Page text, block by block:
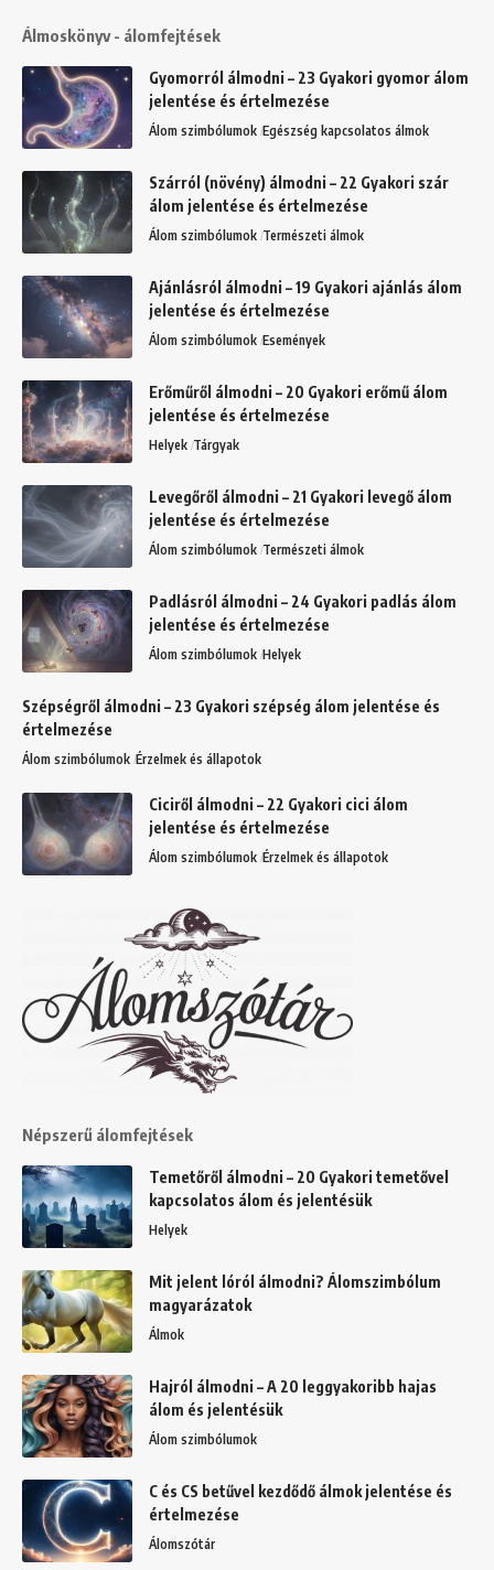
Álmoskönyv - álomfejtések
Gyomorról álmodni – 23 Gyakori gyomor álom
jelentése és értelmezése
Álom szimbólumok Egészség kapcsolatos álmok
Szárról (növény) álmodni – 22 Gyakori szár
álom jelentése és értelmezése
Álom szimbólumok Természeti álmok
Ajánlásról álmodni – 19 Gyakori ajánlás álom
jelentése és értelmezése
Álom szimbólumok Események
Erőműről álmodni – 20 Gyakori erőmű álom
jelentése és értelmezése
Helyek Tárgyak
Levegőről álmodni – 21 Gyakori levegő álom
jelentése és értelmezése
Álom szimbólumok Természeti álmok
Padlásról álmodni – 24 Gyakori padlás álom
jelentése és értelmezése
Álom szimbólumok Helyek
Szépségről álmodni – 23 Gyakori szépség álom jelentése és
értelmezése
Álom szimbólumok Érzelmek és állapotok
Ciciről álmodni – 22 Gyakori cici álom
jelentése és értelmezése
Álom szimbólumok Érzelmek és állapotok
Népszerű álomfejtések
Temetőről álmodni – 20 Gyakori temetővel
kapcsolatos álom és jelentésük
Helyek
Mit jelent lóról álmodni? Álomszimbólum
magyarázatok
Álmok
Hajról álmodni – A 20 leggyakoribb hajas
álom és jelentésük
Álom szimbólumok
C és CS betűvel kezdődő álmok jelentése és
értelmezése
Álomszótár